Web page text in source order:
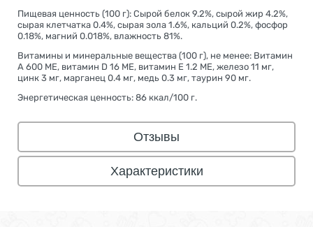
Пищевая ценность (100 г): Сырой белок 9.2%, сырой жир 4.2%,
сырая клетчатка 0.4%, сырая зола 1.6%, кальций 0.2%, фосфор
0.18%, магний 0.018%, влажность 81%.
Витамины и минеральные вещества (100 г), не менее: Витамин
А 600 МЕ, витамин D 16 МЕ, витамин Е 1.2 МЕ, железо 11 мг,
цинк 3 мг, марганец 0.4 мг, медь 0.3 мг, таурин 90 мг.
Энергетическая ценность: 86 ккал/100 г.
Отзывы
Характеристики